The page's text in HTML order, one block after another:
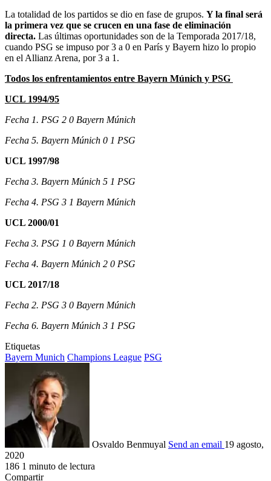
La totalidad de los partidos se dio en fase de grupos. Y la final será
la primera vez que se crucen en una fase de eliminación
directa. Las últimas oportunidades son de la Temporada 2017/18,
cuando PSG se impuso por 3 a 0 en París y Bayern hizo lo propio
en el Allianz Arena, por 3 a 1.
Todos los enfrentamientos entre Bayern Múnich y PSG
UCL 1994/95
Fecha 1. PSG 2 0 Bayern Múnich
Fecha 5. Bayern Múnich 0 1 PSG
UCL 1997/98
Fecha 3. Bayern Múnich 5 1 PSG
Fecha 4. PSG 3 1 Bayern Múnich
UCL 2000/01
Fecha 3. PSG 1 0 Bayern Múnich
Fecha 4. Bayern Múnich 2 0 PSG
UCL 2017/18
Fecha 2. PSG 3 0 Bayern Múnich
Fecha 6. Bayern Múnich 3 1 PSG
Etiquetas
Bayern Munich Champions League PSG
Osvaldo Benmuyal Send an email 19 agosto,
2020
186 1 minuto de lectura
Compartir